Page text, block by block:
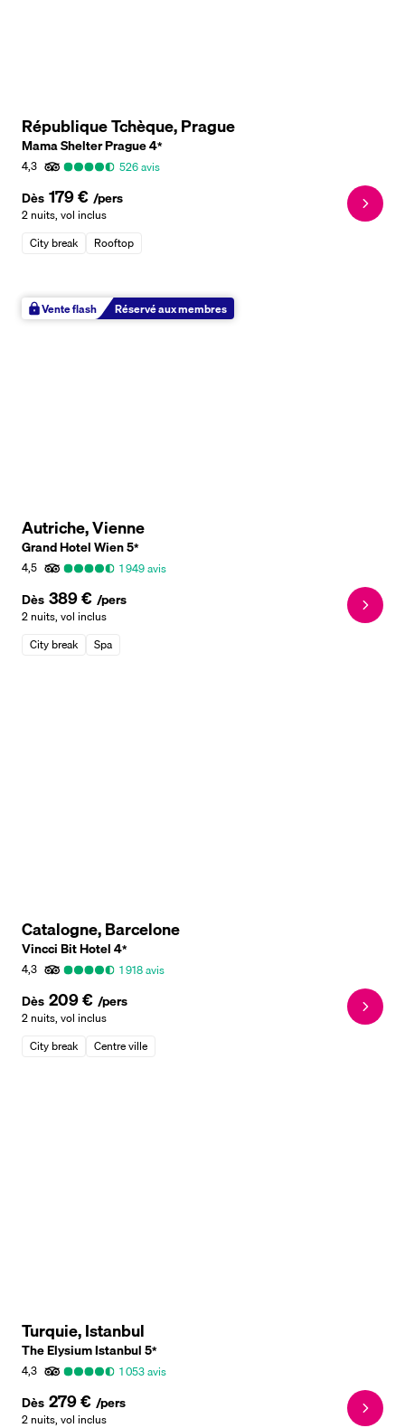
République Tchèque, Prague
Mama Shelter Prague4*
4,3
526avis
Dès 179 € /pers
2 nuits, vol inclus
City break
Rooftop
Vente flash Réservé aux membres
Autriche, Vienne
Grand Hotel Wien5*
4,5
1 949avis
Dès 389 € /pers
2 nuits, vol inclus
City break
Spa
Catalogne, Barcelone
Vincci Bit Hotel4*
4,3
1 918avis
Dès 209 € /pers
2 nuits, vol inclus
City break
Centre ville
Turquie, Istanbul
The Elysium Istanbul5*
4,3
1 053avis
Dès 279 € /pers
2 nuits, vol inclus